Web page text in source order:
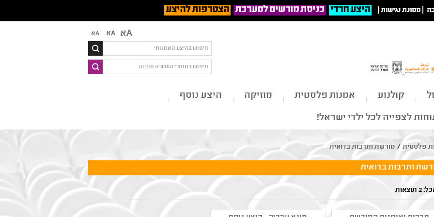
ממונת נגישות היצע חרדי כניסת מורשים למערכת הצטרפות להיצע
Aא Aא Aא
קולנוע אמנות פלסטית מוזיקה
היצע נוסף
לצפייה לכל ילדי ישראל!
פלסטית / מורשת ותרבות בדואית
ותרבות בדואית